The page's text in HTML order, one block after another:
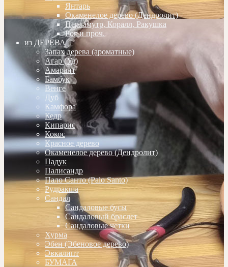
Янтарь
Окаменелое дерево (Дендролит)
Перламутр, Коралл, Ракушка
Рог и проч.
из ДЕРЕВА
Запах дерева (ароматные)
Агар (Уд)
Амарант
Бамбук
Венге
Дуб
Камфора
Кедр
Кипарис
Кокос
Красное дерево
Окаменелое дерево (Дендролит)
Падук
Палисандр
Пало Санто (Palo Santo)
Рудракша
Сандал
Сандаловые бусы
Сандаловый браслет
Сандаловые четки
Хурма
Эбен (Эбеновое дерево)
Эвкалипт
БУМАГА